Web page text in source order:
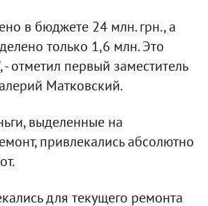
в бюджете 24 млн. грн., а
только 1,6 млн. Это
- отметил первый заместитель
Матковский.
выделенные на
привлекались абсолютно
для текущего ремонта